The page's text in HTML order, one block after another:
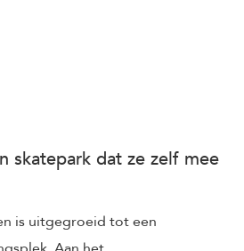
skatepark dat ze zelf mee
is uitgegroeid tot een